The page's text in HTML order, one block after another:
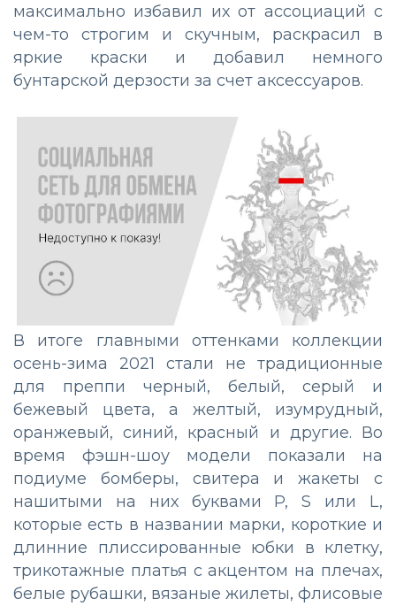
максимально избавил их от ассоциаций с
чем-то строгим и скучным, раскрасил в
яркие краски и добавил немного
бунтарской дерзости за счет аксессуаров.
В итоге главными оттенками коллекции
осень-зима 2021 стали не традиционные
для преппи черный, белый, серый и
бежевый цвета, а желтый, изумрудный,
оранжевый, синий, красный и другие. Во
время фэшн-шоу модели показали на
подиуме бомберы, свитера и жакеты с
нашитыми на них буквами P, S или L,
которые есть в названии марки, короткие и
длинние плиссированные юбки в клетку,
трикотажные платья с акцентом на плечах,
белые рубашки, вязаные жилеты, флисовые